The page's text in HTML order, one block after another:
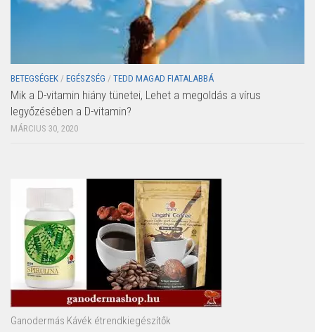
BETEGSÉGEK / EGÉSZSÉG / TEDD MAGAD FIATALABBÁ
Mik a D-vitamin hiány tünetei, Lehet a megoldás a vírus
legyőzésében a D-vitamin?
MÁRCIUS 30, 2020
Ganodermás Kávék étrendkiegészítők